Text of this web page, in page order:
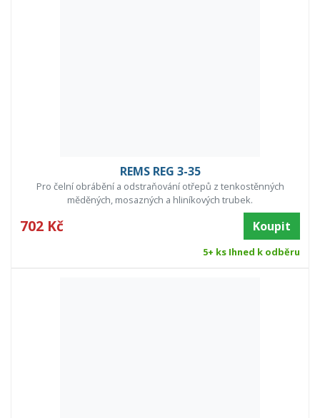
REMS REG 3-35
Pro čelní obrábění a odstraňování otřepů z tenkostěnných
měděných, mosazných a hliníkových trubek.
702 Kč Koupit
5+ ks Ihned k odběru